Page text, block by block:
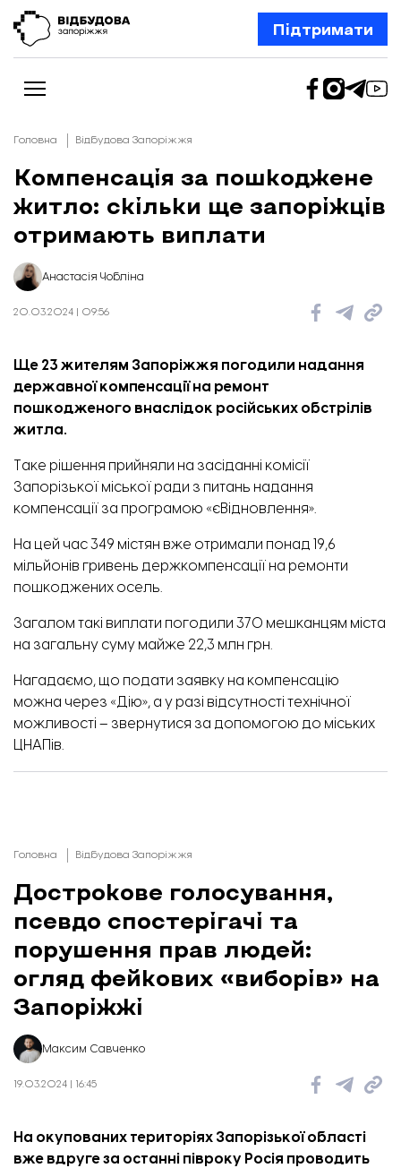
Підтримати
Новини
Відбудова Запоріжжя
Ексклюзив
Бізнес
Шлях додому
Відбудова. Життя
Про нас
Головна Відбудова Запоріжжя
Компенсація за пошкоджене
житло: скільки ще запоріжців
отримають виплати
Анастасія Чобліна
20.03.2024 | 09:56
Ще 23 жителям Запоріжжя погодили надання
державної компенсації на ремонт
пошкодженого внаслідок російських обстрілів
житла.
Таке рішення прийняли на засіданні комісії
Запорізької міської ради з питань надання
компенсації за програмою «єВідновлення».
На цей час 349 містян вже отримали понад 19,6
мільйонів гривень держкомпенсації на ремонти
пошкоджених осель.
Загалом такі виплати погодили 370 мешканцям міста
на загальну суму майже 22,3 млн грн.
Нагадаємо, що подати заявку на компенсацію
можна через «Дію», а у разі відсутності технічної
можливості – звернутися за допомогою до міських
ЦНАПів.
Головна Відбудова Запоріжжя
Дострокове голосування,
псевдо спостерігачі та
порушення прав людей:
огляд фейкових «виборів» на
Запоріжжі
Максим Савченко
19.03.2024 | 16:45
На окупованих територіях Запорізької області
вже вдруге за останні півроку Росія проводить